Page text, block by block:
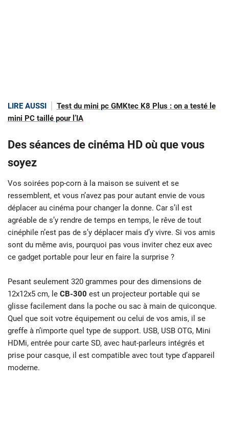
LIRE AUSSI
Test du mini pc GMKtec K8 Plus : on a testé le
mini PC taillé pour l’IA
Des séances de cinéma HD où que vous
soyez
Vos soirées pop-corn à la maison se suivent et se
ressemblent, et vous n’avez pas pour autant envie de vous
déplacer au cinéma pour changer la donne. Car s’il est
agréable de s’y rendre de temps en temps, le rêve de tout
cinéphile n’est pas de s’y déplacer mais d’y vivre. Si vos amis
sont du même avis, pourquoi pas vous inviter chez eux avec
ce gadget portable pour leur en faire la surprise ?
Pesant seulement 320 grammes pour des dimensions de
12x12x5 cm, le CB-300 est un projecteur portable qui se
glisse facilement dans la poche ou sac à main de quiconque.
Quel que soit votre équipement ou celui de vos amis, il se
greffe à n’importe quel type de support. USB, USB OTG, Mini
HDMi, entrée pour carte SD, avec haut-parleurs intégrés et
prise pour casque, il est compatible avec tout type d’appareil
moderne.